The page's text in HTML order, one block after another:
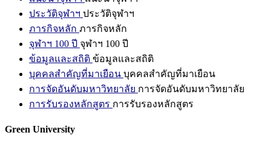
ประวัติจุฬาฯ ประวัติจุฬาฯ
ภารกิจหลัก ภารกิจหลัก
จุฬาฯ 100 ปี จุฬาฯ 100 ปี
ข้อมูลและสถิติ ข้อมูลและสถิติ
บุคคลสำคัญที่มาเยือน บุคคลสำคัญที่มาเยือน
การจัดอันดับมหาวิทยาลัย การจัดอันดับมหาวิทยาลัย
การรับรองหลักสูตร การรับรองหลักสูตร
Green University